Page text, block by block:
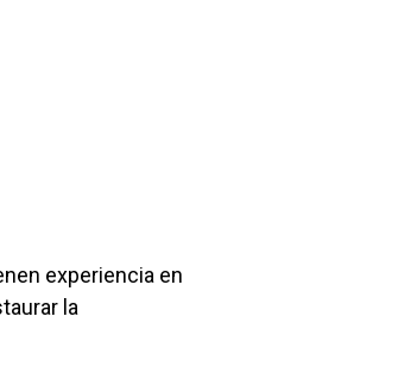
experiencia en
la